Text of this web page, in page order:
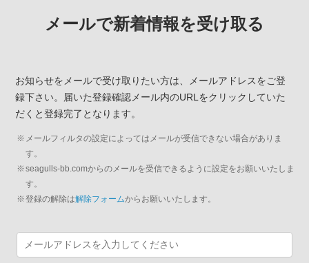
メールで新着情報を受け取る
お知らせをメールで受け取りたい方は、メールアドレスをご登
録下さい。
届いた登録確認メール内のURLをクリックしていた
だくと登録完了となります。
メールフィルタの設定によってはメールが受信できない場合がありま
す。
seagulls-bb.comからのメールを受信できるように設定をお願いいたしま
す。
登録の解除は解除フォームからお願いいたします。